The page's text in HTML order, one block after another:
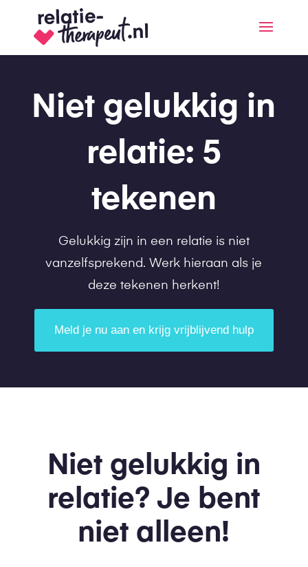
Niet gelukkig in
relatie: 5
tekenen
Gelukkig zijn in een relatie is niet
vanzelfsprekend. Werk hieraan als je
deze tekenen herkent!
Meld je nu aan en krijg vrijblijvend hulp
Niet gelukkig in
relatie? Je bent
niet alleen!